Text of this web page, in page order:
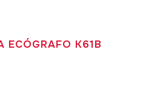
ECÓGRAFO K61B